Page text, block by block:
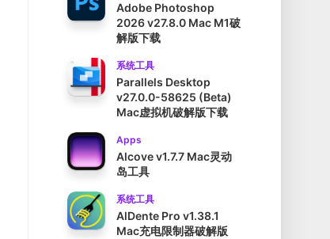
Adobe Photoshop
2026 v27.8.0 Mac M1破
解版下载
系统工具
Parallels Desktop
v27.0.0-58625 (Beta)
Mac虚拟机破解版下载
Apps
Alcove v1.7.7 Mac灵动
岛工具
系统工具
AlDente Pro v1.38.1
Mac充电限制器破解版